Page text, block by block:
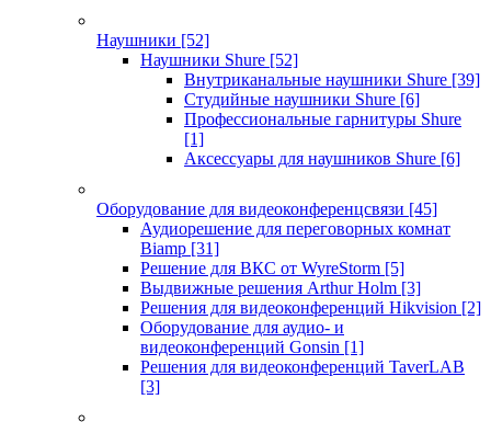
Наушники [52]
Наушники Shure [52]
Внутриканальные наушники Shure [39]
Студийные наушники Shure [6]
Профессиональные гарнитуры Shure
[1]
Аксессуары для наушников Shure [6]
Оборудование для видеоконференцсвязи [45]
Аудиорешение для переговорных комнат
Biamp [31]
Решение для ВКС от WyreStorm [5]
Выдвижные решения Arthur Holm [3]
Решения для видеоконференций Hikvision [2]
Оборудование для аудио- и
видеоконференций Gonsin [1]
Решения для видеоконференций TaverLAB
[3]